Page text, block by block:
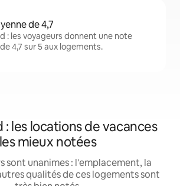
de 4,7
: les voyageurs donnent une note
4,7 sur 5 aux logements.
: les locations de vacances
les mieux notées
sont unanimes : l'emplacement, la
qualités de ces logements sont